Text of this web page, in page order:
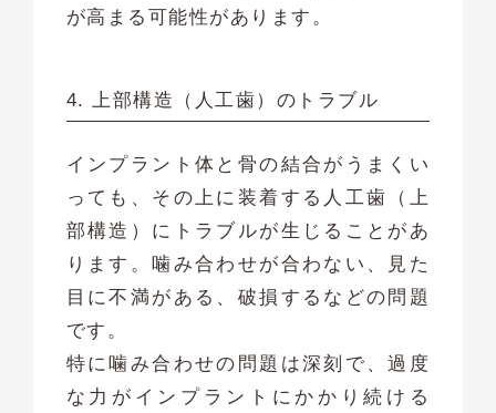
が高まる可能性があります。
4. 上部構造（人工歯）のトラブル
インプラント体と骨の結合がうまくい
っても、その上に装着する人工歯（上
部構造）にトラブルが生じることがあ
ります。噛み合わせが合わない、見た
目に不満がある、破損するなどの問題
です。
特に噛み合わせの問題は深刻で、過度
な力がインプラントにかかり続ける